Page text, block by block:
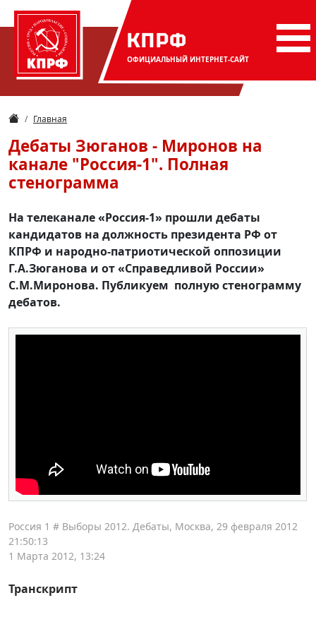
КПРФ
ОФИЦИАЛЬНЫЙ ИНТЕРНЕТ-САЙТ
Главная
Дебаты Зюганов - Миронов на
канале "Россия-1". Полная
стенограмма
На телеканале «Россия-1» прошли дебаты
кандидатов на должность президента РФ от
КПРФ и народно-патриотической оппозиции
Г.А.Зюганова и от «Справедливой России»
С.М.Миронова. Публикуем полную стенограмму
дебатов.
Россия 1 # Выборы 2012. Дебаты, Москва, 29 февраля 2012
21:50:13
1 Марта 2012, 13:24
Транскрипт